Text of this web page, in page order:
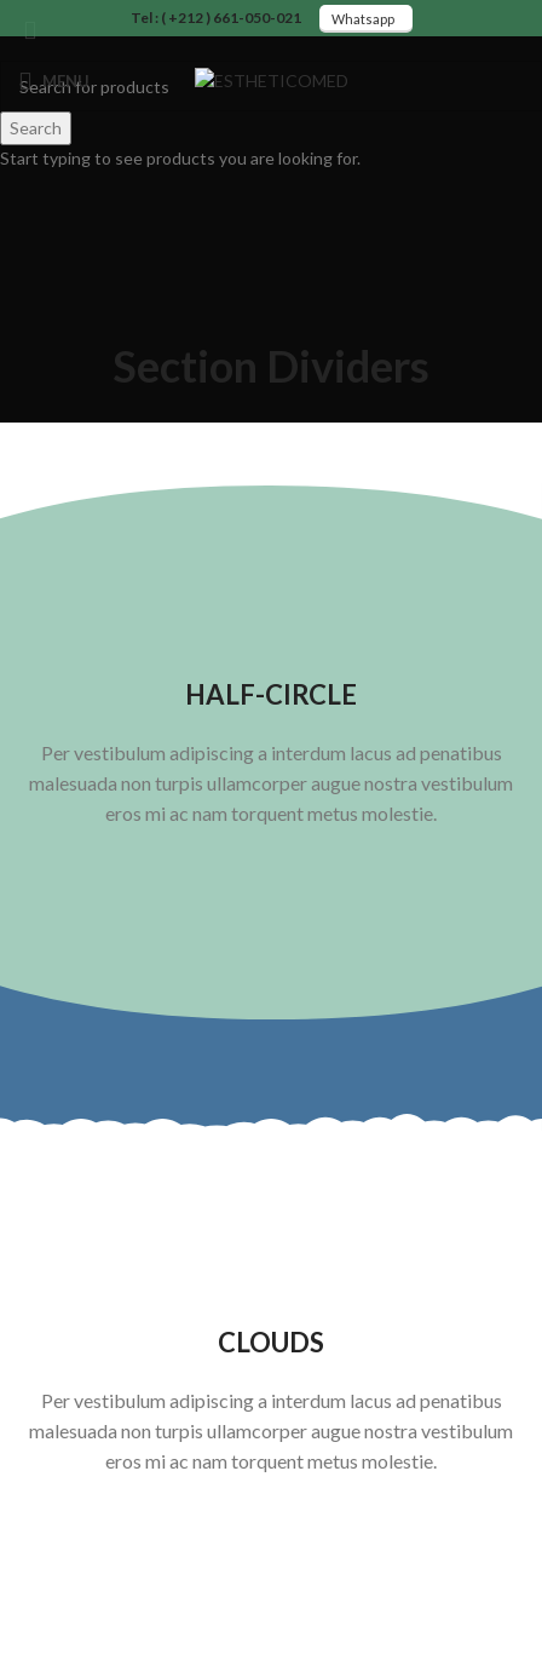
Tel : ( +212 ) 661-050-021 Whatsapp
MENU
Section Dividers
HALF-CIRCLE
Per vestibulum adipiscing a interdum lacus ad penatibus
malesuada non turpis ullamcorper augue nostra vestibulum
eros mi ac nam torquent metus molestie.
CLOUDS
Per vestibulum adipiscing a interdum lacus ad penatibus
malesuada non turpis ullamcorper augue nostra vestibulum
eros mi ac nam torquent metus molestie.
Search
Start typing to see products you are looking for.